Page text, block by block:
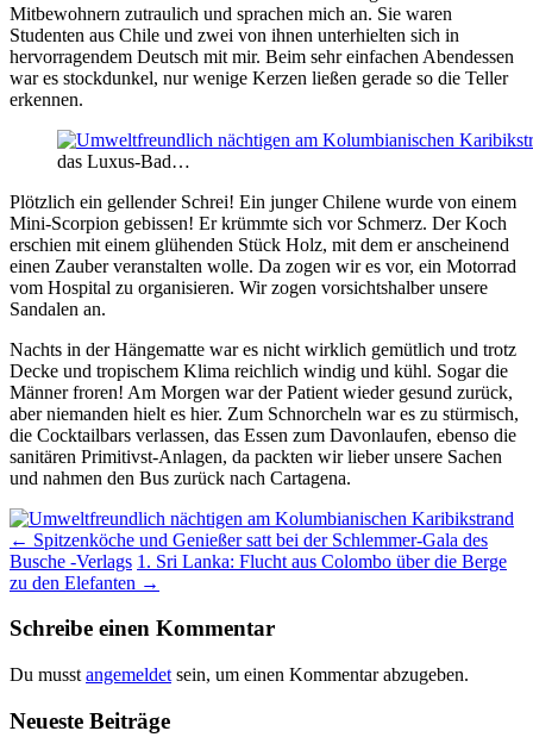
Mitbewohnern zutraulich und sprachen mich an. Sie waren
Studenten aus Chile und zwei von ihnen unterhielten sich in
hervorragendem Deutsch mit mir. Beim sehr einfachen Abendessen
war es stockdunkel, nur wenige Kerzen ließen gerade so die Teller
erkennen.
das Luxus-Bad…
Plötzlich ein gellender Schrei! Ein junger Chilene wurde von einem
Mini-Scorpion gebissen! Er krümmte sich vor Schmerz. Der Koch
erschien mit einem glühenden Stück Holz, mit dem er anscheinend
einen Zauber veranstalten wolle. Da zogen wir es vor, ein Motorrad
vom Hospital zu organisieren. Wir zogen vorsichtshalber unsere
Sandalen an.
Nachts in der Hängematte war es nicht wirklich gemütlich und trotz
Decke und tropischem Klima reichlich windig und kühl. Sogar die
Männer froren! Am Morgen war der Patient wieder gesund zurück,
aber niemanden hielt es hier. Zum Schnorcheln war es zu stürmisch,
die Cocktailbars verlassen, das Essen zum Davonlaufen, ebenso die
sanitären Primitivst-Anlagen, da packten wir lieber unsere Sachen
und nahmen den Bus zurück nach Cartagena.
Beitrags-
Navigation
← Spitzenköche und Genießer satt bei der Schlemmer-Gala des
Busche -Verlags 1. Sri Lanka: Flucht aus Colombo über die Berge
zu den Elefanten →
Schreibe einen Kommentar
Du musst angemeldet sein, um einen Kommentar abzugeben.
Neueste Beiträge